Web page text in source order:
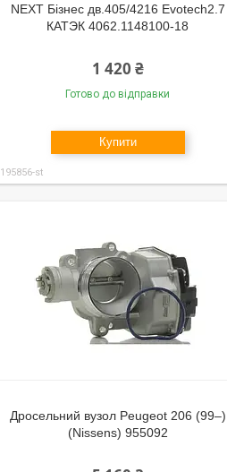
NEXT Бізнес дв.405/4216 Evotech2.7
КАТЭК 4062.1148100-18
1 420 ₴
Готово до відправки
Купити
195856-st
Дросельний вузол Peugeot 206 (99–)
(Nissens) 955092